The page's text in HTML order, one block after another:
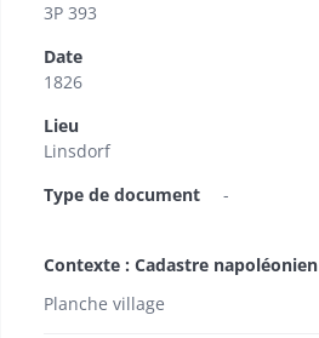
3P 393
Date
1826
Lieu
Linsdorf
Type de document
-
Contexte : Cadastre napoléonien
Planche village